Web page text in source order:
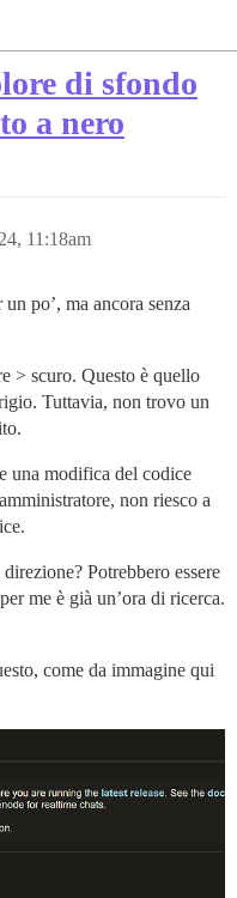
di sfondo
a nero
11:18am
po’, ma ancora senza
> scuro. Questo è quello
Tuttavia, non trovo un
una modifica del codice
non riesco a
Potrebbero essere
me è già un’ora di ricerca.
come da immagine qui